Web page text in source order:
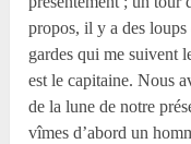
propos, il y a des
gardes qui me suivent
est le capitaine. Nous
de la lune de notre
vîmes d’abord un